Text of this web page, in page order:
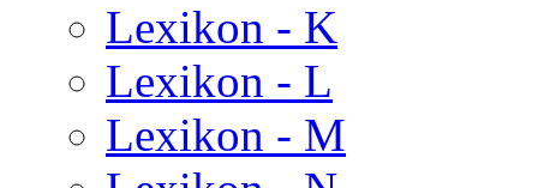
Lexikon - K
Lexikon - L
Lexikon - M